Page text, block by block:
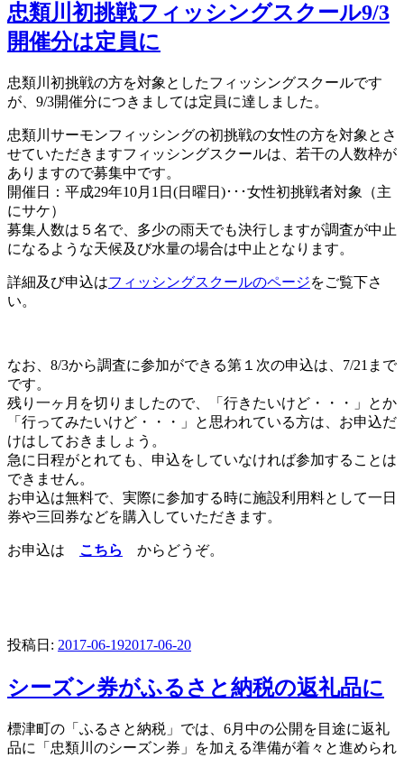
忠類川初挑戦フィッシングスクール9/3
開催分は定員に
忠類川初挑戦の方を対象としたフィッシングスクールです
が、9/3開催分につきましては定員に達しました。
忠類川サーモンフィッシングの初挑戦の女性の方を対象とさ
せていただきますフィッシングスクールは、若干の人数枠が
ありますので募集中です。
開催日：平成29年10月1日(日曜日)･･･女性初挑戦者対象（主
にサケ）
募集人数は５名で、多少の雨天でも決行しますが調査が中止
になるような天候及び水量の場合は中止となります。
詳細及び申込はフィッシングスクールのページをご覧下さ
い。
なお、8/3から調査に参加ができる第１次の申込は、7/21まで
です。
残り一ヶ月を切りましたので、「行きたいけど・・・」とか
「行ってみたいけど・・・」と思われている方は、お申込だ
けはしておきましょう。
急に日程がとれても、申込をしていなければ参加することは
できません。
お申込は無料で、実際に参加する時に施設利用料として一日
券や三回券などを購入していただきます。
お申込は こちら からどうぞ。
投稿日: 2017-06-192017-06-20
シーズン券がふるさと納税の返礼品に
標津町の「ふるさと納税」では、6月中の公開を目途に返礼
品に「忠類川のシーズン券」を加える準備が着々と進められ